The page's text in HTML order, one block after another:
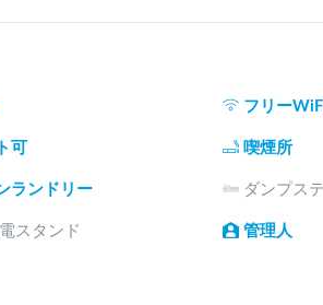
日本一周の途中で何泊もした」というベ
間との貸し切り利用もお気軽にご相談く
ます。
フリー
可 喫煙所
ランドリー ダンプス
スタンド 管理人